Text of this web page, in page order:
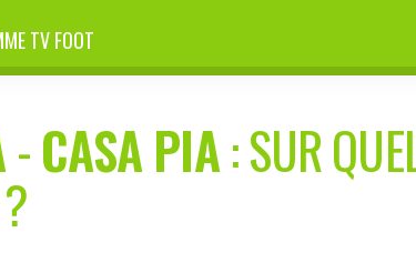
TV FOOT
-CASA PIA: SUR